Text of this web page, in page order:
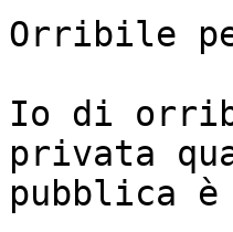
Orribile
Io di
privata
pubblica